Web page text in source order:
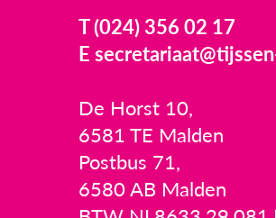
T (024) 356 02 17
E
De Horst 10,
6581 TE Malden
Postbus 71,
6580 AB Malden